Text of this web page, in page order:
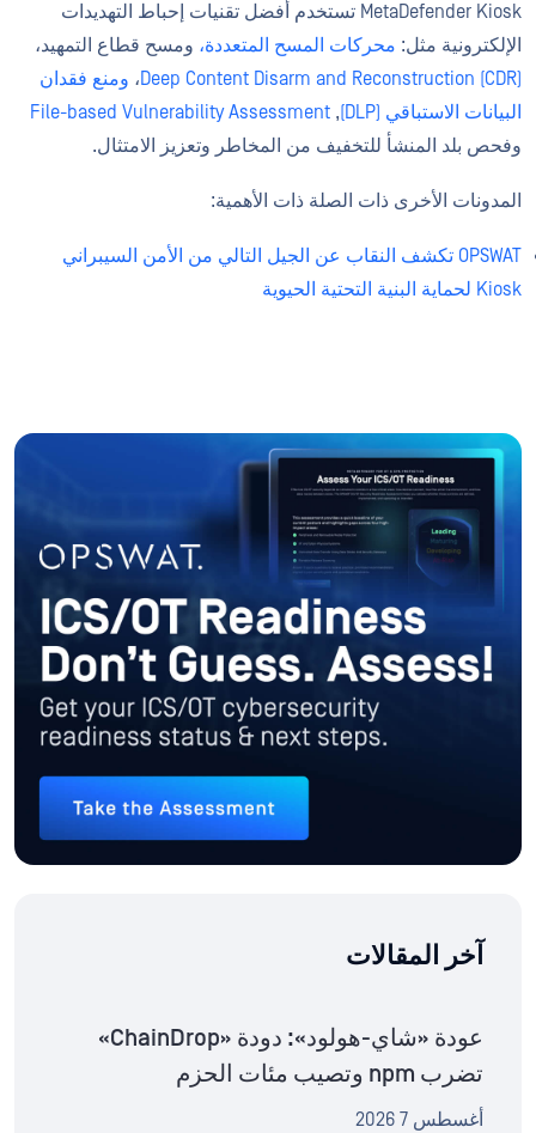
MetaDefender Kiosk تستخدم أفضل تقنيات إحباط التهديدات
الإلكترونية مثل: محركات المسح المتعددة، ومسح قطاع التمهيد،
Deep Content Disarm and Reconstruction (CDR)، ومنع فقدان
البيانات الاستباقي (DLP)
,
File-based Vulnerability Assessment
وفحص بلد المنشأ للتخفيف من المخاطر وتعزيز الامتثال.
المدونات الأخرى ذات الصلة ذات الأهمية:
OPSWAT تكشف النقاب عن الجيل التالي من الأمن السيبراني
Kiosk لحماية البنية التحتية الحيوية
آخر المقالات
عودة «شاي-هولود»: دودة «ChainDrop»
تضرب npm وتصيب مئات الحزم
أغسطس 7 2026